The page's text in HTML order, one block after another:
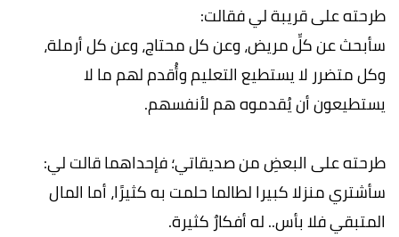
طرحته على قریبة لي فقالت:
سأبحث عن كلِّ مریض، وعن كل محتاج، وعن كل أرملة،
وكل متضرر لا یستطیع التعلیم وأُقدم لھم ما لا
یستطیعون أن یُقدموه ھم لأنفسھم.
طرحته على البعضِ من صدیقاتي؛ فإحداھما قالت لي:
سأشتري منزلا كبیرا لطالما حلمت به كثیرًا، أما المال
المتبقي فلا بأس.. له أفكارٌ كثیرة.